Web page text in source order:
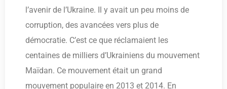
l’avenir de l’Ukraine. Il y avait un peu moins de
corruption, des avancées vers plus de
démocratie. C’est ce que réclamaient les
centaines de milliers d’Ukrainiens du mouvement
Maïdan. Ce mouvement était un grand
mouvement populaire en 2013 et 2014. En